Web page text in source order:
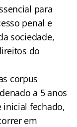
para
penal e
sociedade,
do
corpus
a 5 anos
inicial fechado,
em